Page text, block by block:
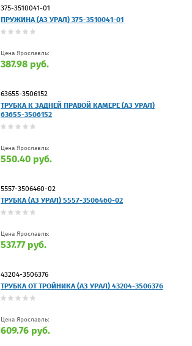
375-3510041-01
ПРУЖИНА (АЗ УРАЛ) 375-3510041-01
Цена Ярославль:
387.98 руб.
63655-3506152
ТРУБКА К ЗАДНЕЙ ПРАВОЙ КАМЕРЕ (АЗ УРАЛ)
63655-3506152
Цена Ярославль:
550.40 руб.
5557-3506460-02
ТРУБКА (АЗ УРАЛ) 5557-3506460-02
Цена Ярославль:
537.77 руб.
43204-3506376
ТРУБКА ОТ ТРОЙНИКА (АЗ УРАЛ) 43204-3506376
Цена Ярославль:
609.76 руб.